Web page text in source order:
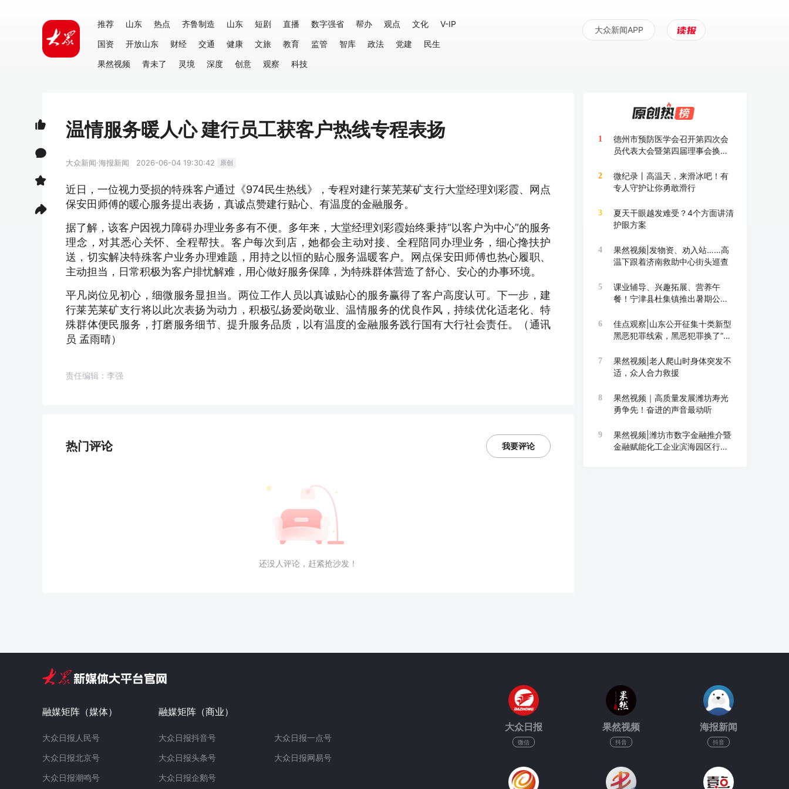
推荐 山东 热点 齐鲁制造 山东 短剧 直播 数字强省 帮办 观点 文化
V-IP
国资
开放山东 财经 交通 健康 文旅 教育 监管 智库 政法 党建
民生
果然视频
青未了 灵境 深度 创意 观察 科技
大众新闻APP
温情服务暖人心 建行员工获客户热线专程表扬
大众新闻·海报新闻 2026-06-04 19:30:42 原创
近日，一位视力受损的特殊客户通过《974民生热线》，专程对建行莱芜莱矿支行大堂经理刘彩霞、网点
保安田师傅的暖心服务提出表扬，真诚点赞建行贴心、有温度的金融服务。
据了解，该客户因视力障碍办理业务多有不便。多年来，大堂经理刘彩霞始终秉持“以客户为中心”的服务
理念，对其悉心关怀、全程帮扶。客户每次到店，她都会主动对接、全程陪同办理业务，细心搀扶护
送，切实解决特殊客户业务办理难题，用持之以恒的贴心服务温暖客户。网点保安田师傅也热心履职、
主动担当，日常积极为客户排忧解难，用心做好服务保障，为特殊群体营造了舒心、安心的办事环境。
平凡岗位见初心，细微服务显担当。两位工作人员以真诚贴心的服务赢得了客户高度认可。下一步，建
行莱芜莱矿支行将以此次表扬为动力，积极弘扬爱岗敬业、温情服务的优良作风，持续优化适老化、特
殊群体便民服务，打磨服务细节、提升服务品质，以有温度的金融服务践行国有大行社会责任。（通讯
员 孟雨晴）
责任编辑：李强
热门评论 我要评论
还没人评论，赶紧抢沙发！
1
德州市预防医学会召开第四次会
员代表大会暨第四届理事会换届
2
微纪录丨高温天，来滑冰吧！有
专人守护让你勇敢滑行
3
夏天干眼越发难受？4个方面讲清
护眼方案
4
果然视频|发物资、劝入站……高
温下跟着济南救助中心街头巡查
5
课业辅导、兴趣拓展、营养午
餐！宁津县杜集镇推出暑期公益
6
佳点观察|山东公开征集十类新型
黑恶犯罪线索，黑恶犯罪换了“马
7
果然视频|老人爬山时身体突发不
适，众人合力救援
8
果然视频｜高质量发展潍坊寿光
勇争先！奋进的声音最动听
9
果然视频|潍坊市数字金融推介暨
金融赋能化工企业滨海园区行举
融媒矩阵（媒体）
大众日报人民号
大众日报北京号
大众日报潮鸣号
融媒矩阵（商业）
大众日报抖音号
大众日报头条号
大众日报企鹅号
大众日报一点号
大众日报网易号
大众日报
微信
果然视频
抖音
海报新闻
抖音